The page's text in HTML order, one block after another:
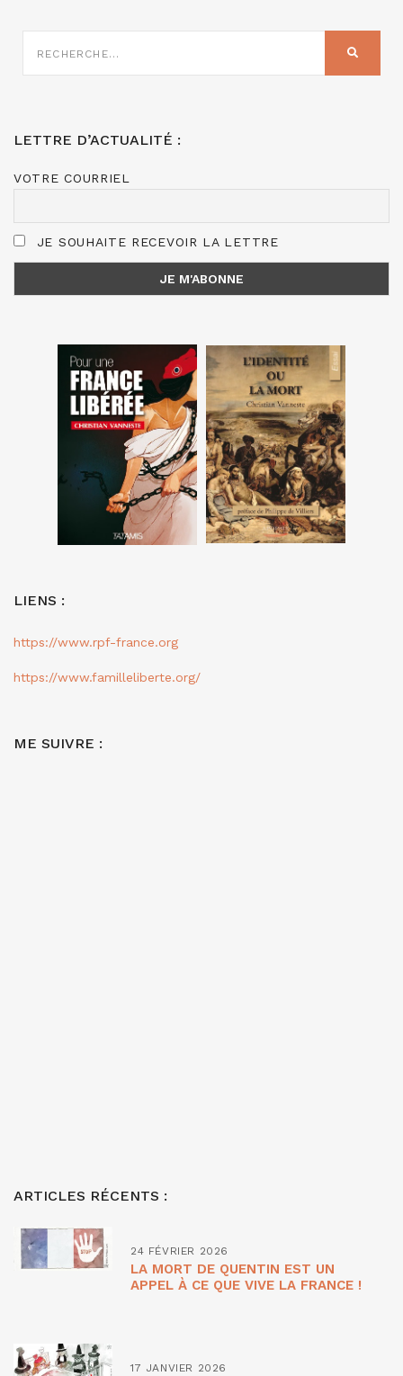
SUR
LETTRE D’ACTUALITÉ :
VOTRE COURRIEL
JE SOUHAITE RECEVOIR LA LETTRE
LIENS :
https://www.rpf-france.org
https://www.familleliberte.org/
ME SUIVRE :
ARTICLES RÉCENTS :
24 FÉVRIER 2026
LA MORT DE QUENTIN EST UN
APPEL À CE QUE VIVE LA FRANCE !
17 JANVIER 2026